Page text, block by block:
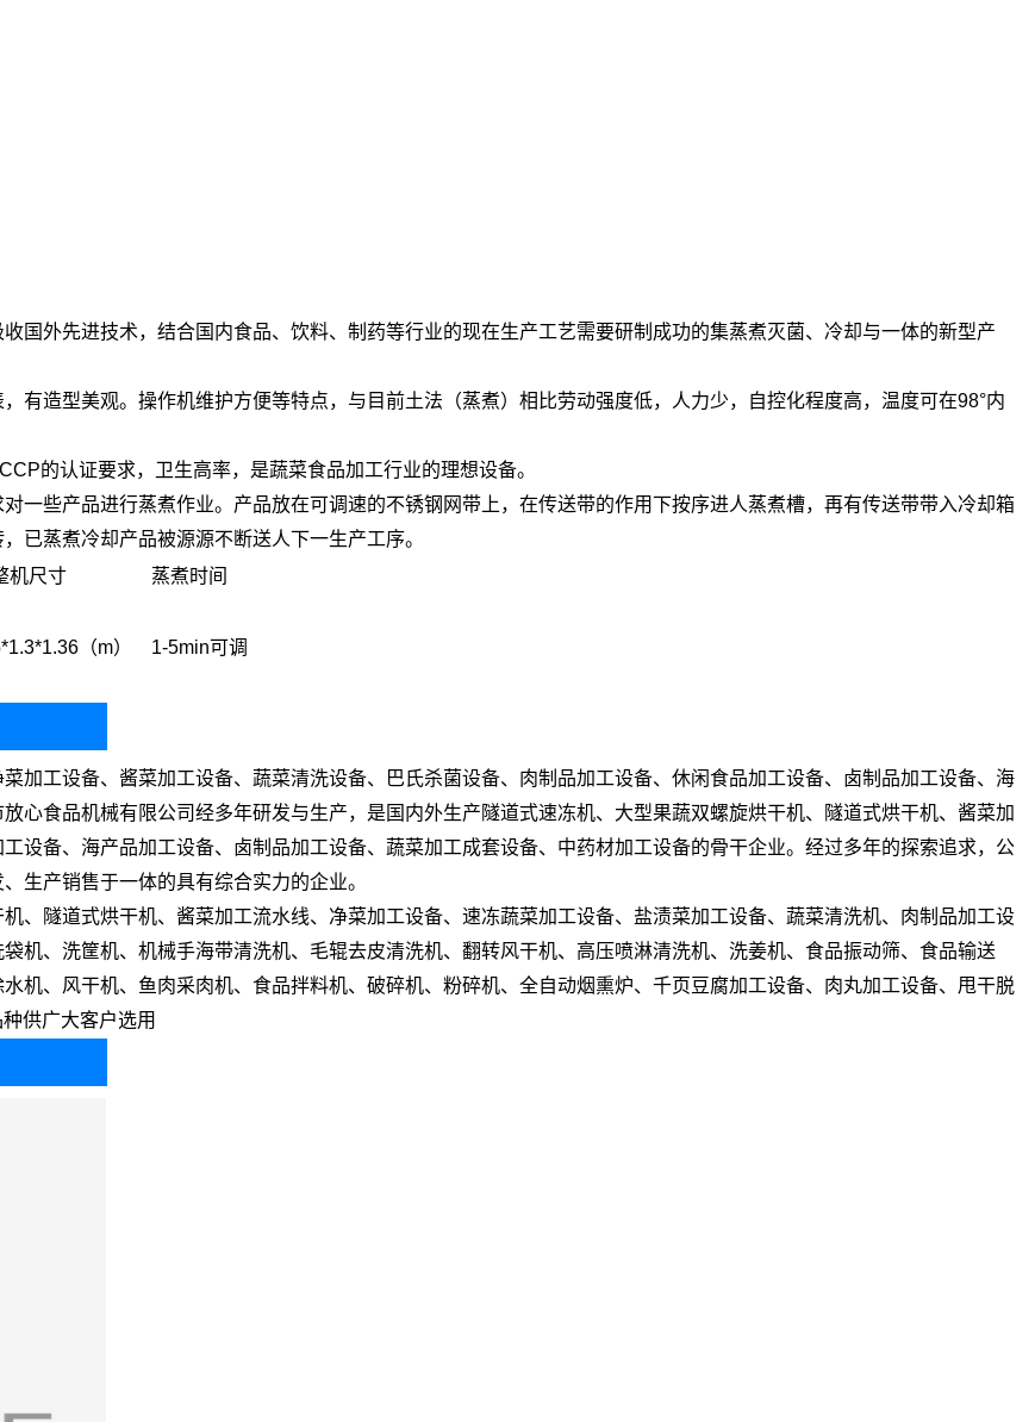
国外先进技术，结合国内食品、饮料、制药等行业的现在生产工艺需要研制成功的集蒸煮灭菌、冷却与一体的新型产
有造型美观。操作机维护方便等特点，与目前土法（蒸煮）相比劳动强度低，人力少，自控化程度高，温度可在98°内
的认证要求，卫生高率，是蔬菜食品加工行业的理想设备。
一些产品进行蒸煮作业。产品放在可调速的不锈钢网带上，在传送带的作用下按序进人蒸煮槽，再有传送带带入冷却箱
已蒸煮冷却产品被源源不断送人下一生产工序。
机尺寸 蒸煮时间
（m） 1-5min可调
加工设备、酱菜加工设备、蔬菜清洗设备、巴氏杀菌设备、肉制品加工设备、休闲食品加工设备、卤制品加工设备、海
心食品机械有限公司经多年研发与生产，是国内外生产隧道式速冻机、大型果蔬双螺旋烘干机、隧道式烘干机、酱菜加
设备、海产品加工设备、卤制品加工设备、蔬菜加工成套设备、中药材加工设备的骨干企业。经过多年的探索追求，公
生产销售于一体的具有综合实力的企业。
、隧道式烘干机、酱菜加工流水线、净菜加工设备、速冻蔬菜加工设备、盐渍菜加工设备、蔬菜清洗机、肉制品加工设
机、洗筐机、机械手海带清洗机、毛辊去皮清洗机、翻转风干机、高压喷淋清洗机、洗姜机、食品振动筛、食品输送
机、风干机、鱼肉采肉机、食品拌料机、破碎机、粉碎机、全自动烟熏炉、千页豆腐加工设备、肉丸加工设备、甩干脱
供广大客户选用